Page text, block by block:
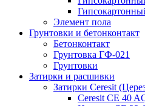
Элемент пола
Грунтовки и бетонконтакт
Бетонконтакт
Грунтовка ГФ-021
Грунтовки
Затирки и расшивки
Затирки Ceresit
Ceresit CE 40